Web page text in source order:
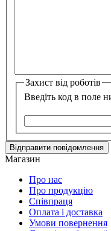
Захист від роботів
Введіть код в поле
Магазин
Про нас
Про продукцію
Співпраця
Оплата і доставка
Умови повернення